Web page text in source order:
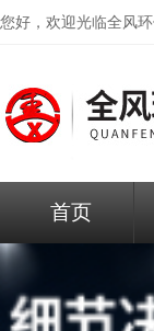
您好，欢迎光临全风
首页